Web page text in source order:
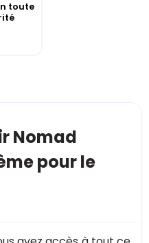
toute
Nomad
pour le